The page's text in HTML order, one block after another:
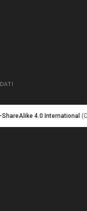
4.0 International